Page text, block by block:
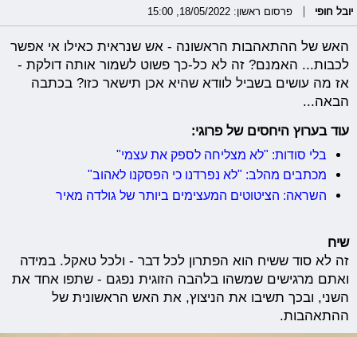
יובל חופי פרסום ראשון: 18/05/2022, 15:00
האש של ההתאהבות הראשונה - אש שנראית כאילו אי אפשר
לכבות... האמנם? זה לא כל-כך פשוט לשמור אותה דולקת -
אז מה עושים בשביל לוודא שהיא אכן תישאר כזו? בכתבה
הבאה...
עוד בערוץ היחסים של פרוגי:
בלי סודות: "לא מצליחה לספק את עצמי"
מכתבים מהלב: "לא נפרדנו כי הפסקנו לאהוב"
השראה: הציטוטים המעצימים ביותר של גולדה מאיר
שיח
זה לא סוד ששיח הוא הפתרון לכל דבר - ולכל טאקל. במידה
ואתם מרגישים שמשהו בלהבה הזוגית נפגם - שתפו אחד את
השני, ובכך תשיבו את הניצוץ, את האש הראשונית של
ההתאהבות.